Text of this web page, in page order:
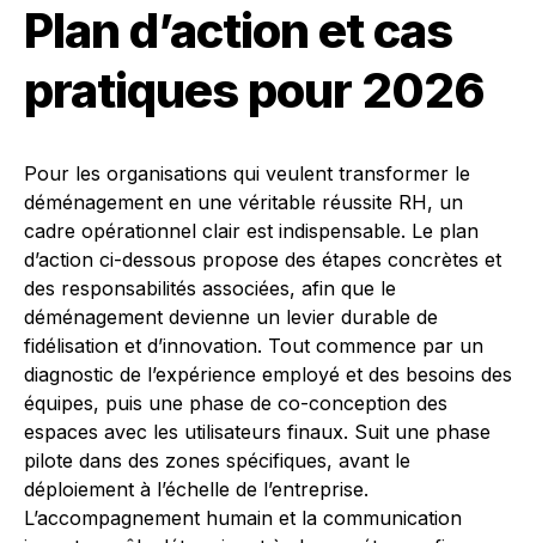
Plan d’action et cas
pratiques pour 2026
Pour les organisations qui veulent transformer le
déménagement en une véritable réussite RH, un
cadre opérationnel clair est indispensable. Le plan
d’action ci-dessous propose des étapes concrètes et
des responsabilités associées, afin que le
déménagement devienne un levier durable de
fidélisation et d’innovation. Tout commence par un
diagnostic de l’expérience employé et des besoins des
équipes, puis une phase de co-conception des
espaces avec les utilisateurs finaux. Suit une phase
pilote dans des zones spécifiques, avant le
déploiement à l’échelle de l’entreprise.
L’accompagnement humain et la communication